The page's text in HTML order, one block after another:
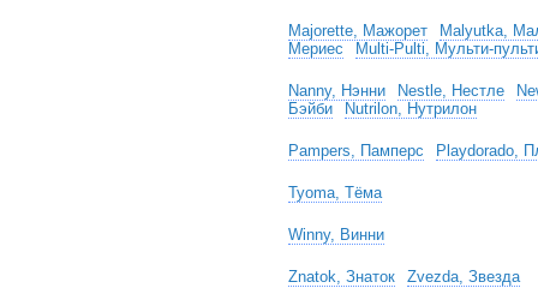
Majorette, Мажорет
Malyutka,
Мериес
Multi-Pulti, Мульти-
Nanny, Нэнни Nestle, Нестле
Бэйби
Nutrilon, Нутрилон
Pampers, Памперс Playdorado,
Tyoma, Тёма
Winny, Винни
Znatok, Знаток Zvezda, Звезда